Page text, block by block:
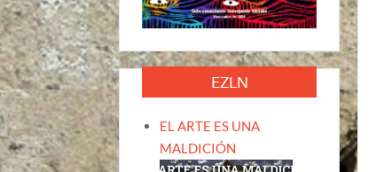
EZLN
EL ARTE ES UNA
MALDICIÓN